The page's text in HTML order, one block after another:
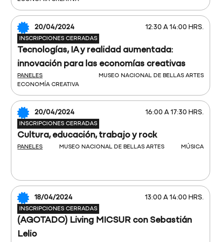
20/04/2024 12:30 A 14:00 HRS.
INSCRIPCIONES CERRADAS
Tecnologías, IA y realidad aumentada:
innovación para las economías creativas
PANELES
MUSEO NACIONAL DE BELLAS ARTES
ECONOMÍA CREATIVA
20/04/2024 16:00 A 17:30 HRS.
INSCRIPCIONES CERRADAS
Cultura, educación, trabajo y rock
PANELES MUSEO NACIONAL DE BELLAS ARTES MÚSICA
18/04/2024 13:00 A 14:00 HRS.
INSCRIPCIONES CERRADAS
(AGOTADO) Living MICSUR con Sebastián
Lelio